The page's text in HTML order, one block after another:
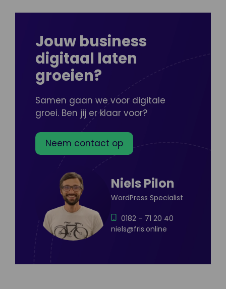
Jouw business
digitaal laten
groeien?
Samen gaan we voor digitale
groei. Ben jij er klaar voor?
Neem contact op
Niels Pilon
WordPress Specialist
0182 – 71 20 40
niels@fris.online